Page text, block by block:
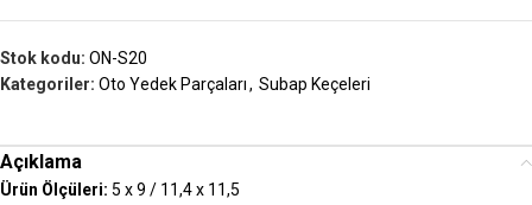
Stok kodu: ON-S20
Kategoriler: Oto Yedek Parçaları, Subap Keçeleri
Açıklama
Ürün Ölçüleri: 5 x 9 / 11,4 x 11,5